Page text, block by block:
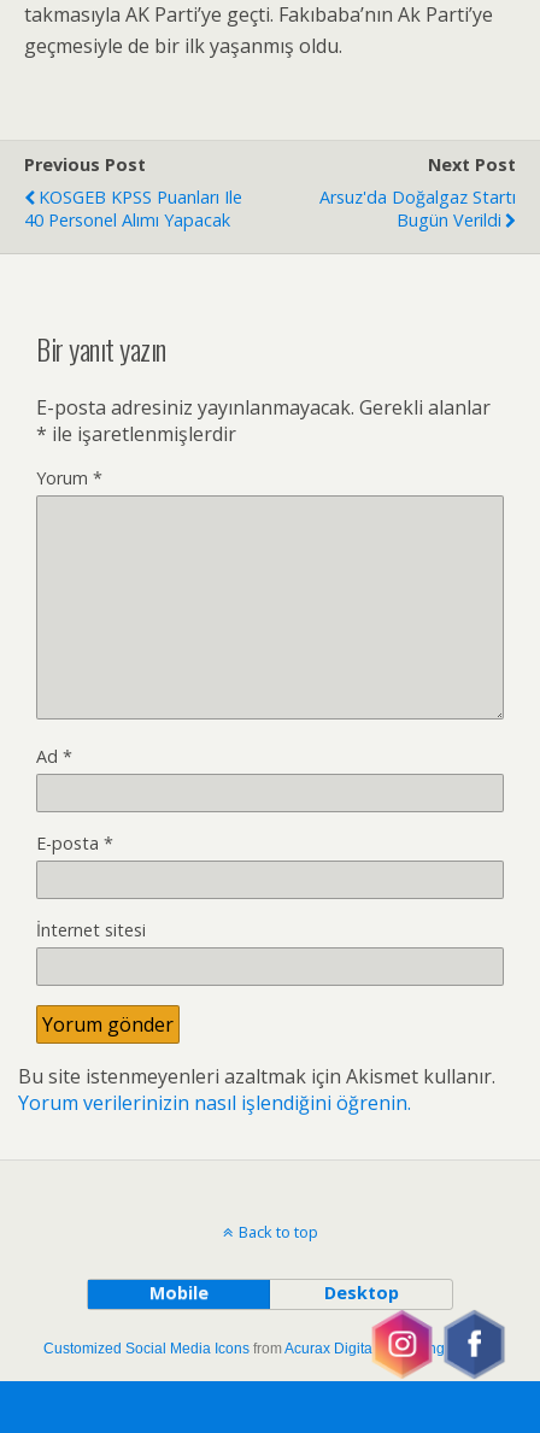
takmasıyla AK Parti’ye geçti. Fakıbaba’nın Ak Parti’ye
geçmesiyle de bir ilk yaşanmış oldu.
Previous Post
KOSGEB KPSS Puanları Ile
40 Personel Alımı Yapacak
Next Post
Arsuz'da Doğalgaz Startı
Bugün Verildi
Bir yanıt yazın
E-posta adresiniz yayınlanmayacak. Gerekli alanlar
* ile işaretlenmişlerdir
Yorum *
Ad *
E-posta *
İnternet sitesi
Bu site istenmeyenleri azaltmak için Akismet kullanır.
Yorum verilerinizin nasıl işlendiğini öğrenin.
Back to top
Mobile Desktop
Customized Social Media Icons fromAcurax Digital Marketing Agency